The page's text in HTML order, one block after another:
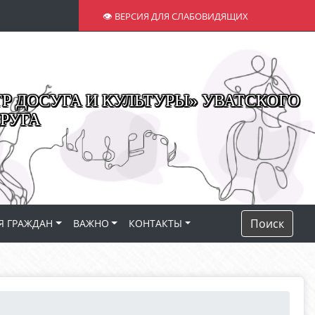
👁 ВЕРСИЯ ДЛЯ СЛАБОВИДЯЩИХ
И КУЛЬТУРЫ» УВАТСКОГО
ГРАЖДАН ВАЖНО КОНТАКТЫ Поиск